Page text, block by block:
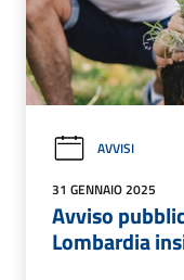
AVVISI
31 GENNAIO 2025
Avviso
Lombardia